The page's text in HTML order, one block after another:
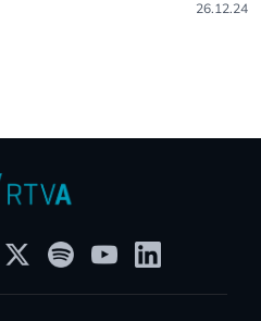
26.12.24